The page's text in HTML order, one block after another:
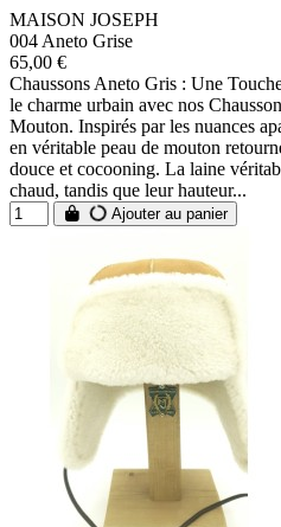
MAISON JOSEPH
004 Aneto Grise
65,00 €
Chaussons Aneto Gris : Une
le charme urbain avec nos
Mouton. Inspirés par les nuances
en véritable peau de mouton
douce et cocooning. La laine
chaud, tandis que leur hauteur...
Ajouter au panier